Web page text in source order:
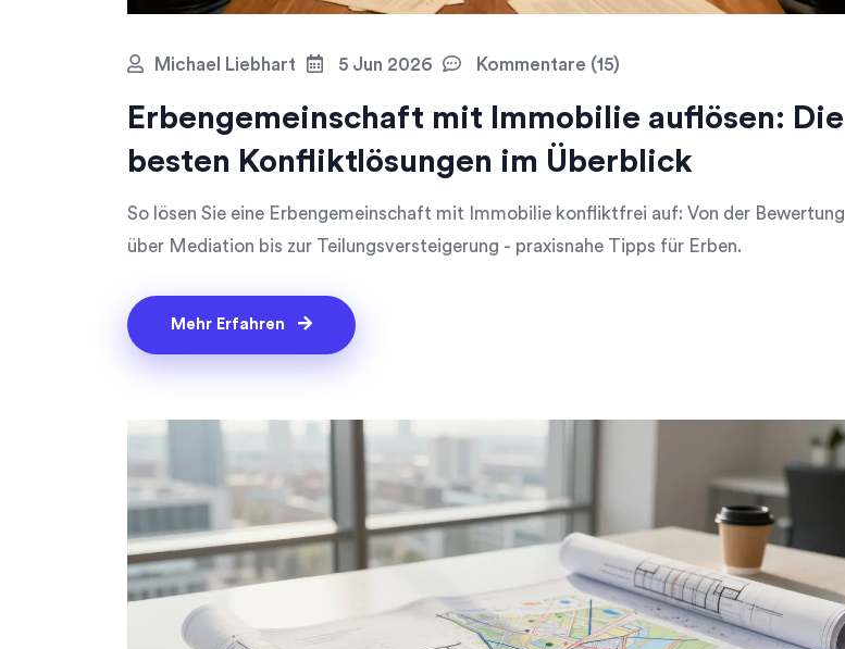
Michael Liebhart 5 Jun 2026 Kommentare (15)
Erbengemeinschaft mit Immobilie auflösen: Die
besten Konfliktlösungen im Überblick
So lösen Sie eine Erbengemeinschaft mit Immobilie konfliktfrei auf: Von der Bewertung
über Mediation bis zur Teilungsversteigerung - praxisnahe Tipps für Erben.
Mehr Erfahren